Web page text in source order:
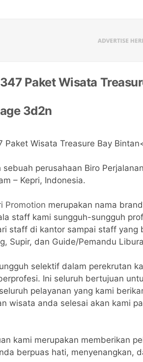
Paket Wisata
3d2n
sebuah perusahaan Biro
– Kepri, Indonesia.
Promotion merupakan nama
staff kami sungguh-sungguh
staff di kantor sampai staff yang
Supir, dan Guide/Pemandu
selektif dalam perekrutan
Ini seluruh bertujuan
pelayanan yang kami
wisata anda selesai akan kami
kami merupakan memberikan
berpuas hati, menyenangkan,